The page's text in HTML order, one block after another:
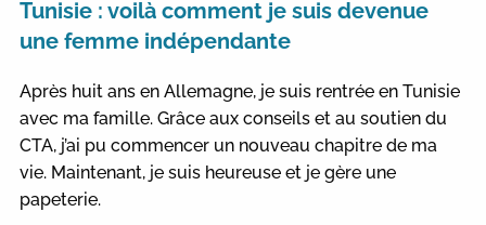
Tunisie : voilà comment je suis devenue
une femme indépendante
Après huit ans en Allemagne, je suis rentrée en Tunisie
avec ma famille. Grâce aux conseils et au soutien du
CTA, j’ai pu commencer un nouveau chapitre de ma
vie. Maintenant, je suis heureuse et je gère une
papeterie.